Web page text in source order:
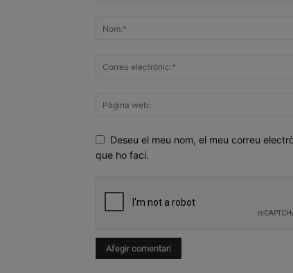
Deseu el meu nom, el meu correu
que ho faci.